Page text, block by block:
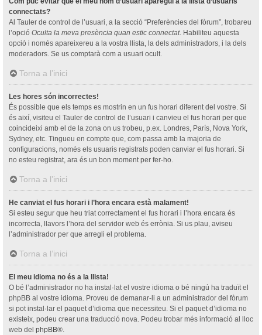
connectats?
Al Tauler de control de l’usuari, a la secció “Preferències del fòrum”, trobareu
l’opció Oculta la meva presència quan estic connectat. Habiliteu aquesta
opció i només apareixereu a la vostra llista, la dels administradors, i la dels
moderadors. Se us comptarà com a usuari ocult.
Torna a l’inici
Les hores són incorrectes!
És possible que els temps es mostrin en un fus horari diferent del vostre. Si
és així, visiteu el Tauler de control de l’usuari i canvieu el fus horari per que
coincideixi amb el de la zona on us trobeu, p.ex. Londres, París, Nova York,
Sydney, etc. Tingueu en compte que, com passa amb la majoria de
configuracions, només els usuaris registrats poden canviar el fus horari. Si
no esteu registrat, ara és un bon moment per fer-ho.
Torna a l’inici
He canviat el fus horari i l’hora encara està malament!
Si esteu segur que heu triat correctament el fus horari i l’hora encara és
incorrecta, llavors l’hora del servidor web és errònia. Si us plau, aviseu
l’administrador per que arregli el problema.
Torna a l’inici
El meu idioma no és a la llista!
O bé l’administrador no ha instal·lat el vostre idioma o bé ningú ha traduït el
phpBB al vostre idioma. Proveu de demanar-li a un administrador del fòrum
si pot instal·lar el paquet d’idioma que necessiteu. Si el paquet d’idioma no
existeix, podeu crear una traducció nova. Podeu trobar més informació al lloc
web del phpBB®.